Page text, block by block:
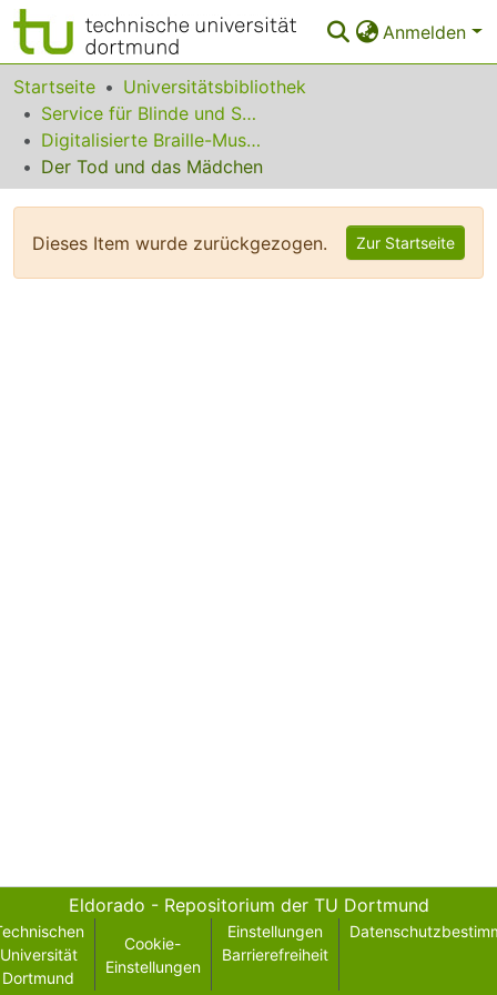
Anmelden
Bereiche & Sammlungen
Das gesamte Repositorium
Statistiken
Startseite
Universitätsbibliothek
Service für Blinde und Sehbehinderte
Digitalisierte Braille-Musik-Matrizen des VzfB
Der Tod und das Mädchen
Dieses Item wurde zurückgezogen. Zur Startseite
Eldorado - Repositorium der TU Dortmund
Universität
Dortmund
Cookie-
Einstellungen
Einstellungen
Barrierefreiheit